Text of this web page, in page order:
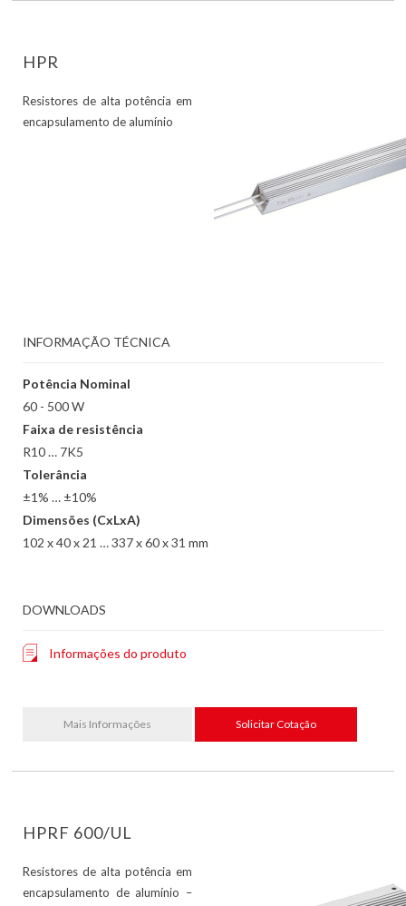
HPR
Resistores de alta potência em
encapsulamento de alumínio
INFORMAÇÃO TÉCNICA
Potência Nominal
60 - 500 W
Faixa de resistência
R10 … 7K5
Tolerância
±1% … ±10%
Dimensões (CxLxA)
102 x 40 x 21 … 337 x 60 x 31 mm
DOWNLOADS
Informações do produto
Mais Informações Solicitar Cotação
HPRF 600/UL
Resistores de alta potência em
encapsulamento de alumínio –